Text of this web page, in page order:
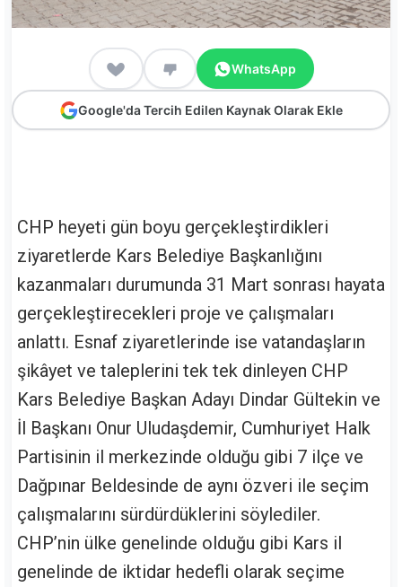
WhatsApp
Google'da Tercih Edilen Kaynak Olarak Ekle
CHP heyeti gün boyu gerçekleştirdikleri
ziyaretlerde Kars Belediye Başkanlığını
kazanmaları durumunda 31 Mart sonrası hayata
gerçekleştirecekleri proje ve çalışmaları
anlattı. Esnaf ziyaretlerinde ise vatandaşların
şikâyet ve taleplerini tek tek dinleyen CHP
Kars Belediye Başkan Adayı Dindar Gültekin ve
İl Başkanı Onur Uludaşdemir, Cumhuriyet Halk
Partisinin il merkezinde olduğu gibi 7 ilçe ve
Dağpınar Beldesinde de aynı özveri ile seçim
çalışmalarını sürdürdüklerini söylediler.
CHP’nin ülke genelinde olduğu gibi Kars il
genelinde de iktidar hedefli olarak seçime